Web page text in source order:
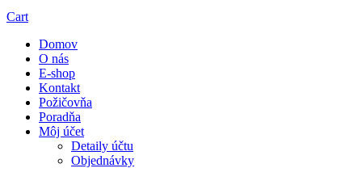
Cart
Domov
O nás
E-shop
Kontakt
Požičovňa
Poradňa
Môj účet
Detaily účtu
Objednávky